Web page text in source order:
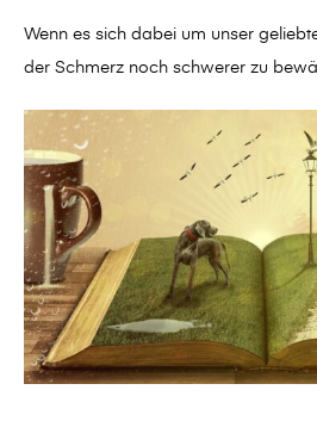
Wenn es sich dabei um unser
der Schmerz noch schwerer zu